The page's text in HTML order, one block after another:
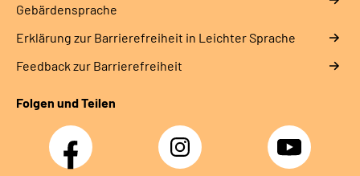
Gebärdensprache
Erklärung zur Barrierefreiheit in Leichter Sprache
Feedback zur Barrierefreiheit
Folgen und Teilen
Facebook Instagram YouTube